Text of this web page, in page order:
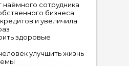
наёмного сотрудника
бизнеса
и увеличила
здоровые
улучшить жизнь